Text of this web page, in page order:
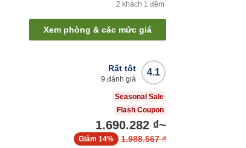
2 khách 1 đêm
Xem phòng & các mức giá
4.1
Rất tốt
9 đánh giá
Seasonal Sale
Flash Coupon
1.690.282 ₫~
1.988.567 ₫
Giảm 14%